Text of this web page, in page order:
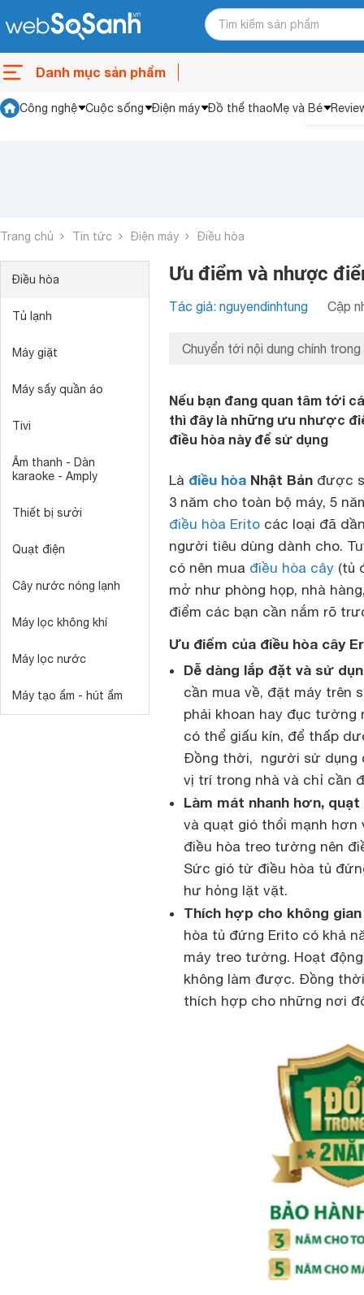
Danh mục sản phẩm
Công nghệ Cuộc sống Điện máy Đồ thể thaoMẹ và Bé
Trang chủ Tin tức Điện máy Điều hòa
Điều hòa
Tủ lạnh
Máy giặt
Máy sấy quần áo
Tivi
Âm thanh - Dàn
karaoke - Amply
Thiết bị sưởi
Quạt điện
Cây nước nóng lạnh
Máy lọc không khí
Máy lọc nước
Máy tạo ẩm - hút ẩm
Ưu điểm và nhược
Tác giả: nguyendinhtung Cập
Chuyển tới nội dung chính trong
Nếu bạn đang quan tâm tới
thì đây là những ưu nhược
điều hòa này để sử dụng
Là điều hòa Nhật Bản được
3 năm cho toàn bộ máy, 5
điều hòa Erito các loại đã
người tiêu dùng dành cho.
có nên mua điều hòa cây (tủ
mở như phòng họp, nhà
điểm các bạn cần nắm rõ
Ưu điểm của điều hòa cây
Dễ dàng lắp đặt và sử
cần mua về, đặt máy trên
phải khoan hay đục
có thể giấu kín, để thấp
Đồng thời, người sử dụng
vị trí trong nhà và chỉ cần
Làm mát nhanh hơn,
và quạt gió thổi mạnh
điều hòa treo tường nên
Sức gió từ điều hòa tủ
hư hỏng lặt vặt.
Thích hợp cho không
hòa tủ đứng Erito có khả
máy treo tường. Hoạt
không làm được. Đồng
thích hợp cho những nơi